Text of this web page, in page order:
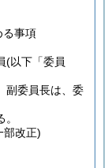
る事項
(以下「委員
副委員長は、委
部改正)